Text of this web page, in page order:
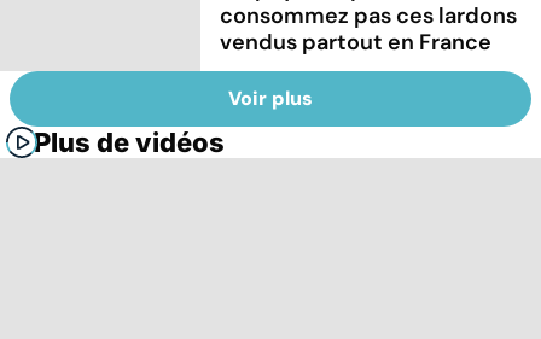
consommez pas ces lardons
vendus partout en France
Voir plus
Plus de vidéos